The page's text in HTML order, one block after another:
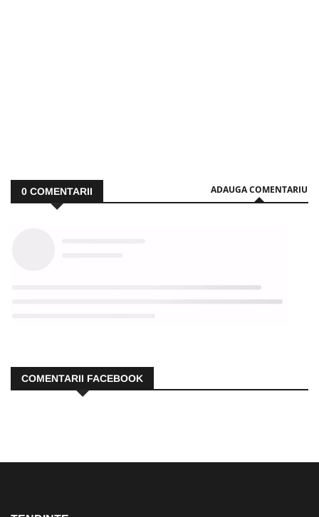
0 COMENTARII ADAUGA COMENTARIU
COMENTARII FACEBOOK